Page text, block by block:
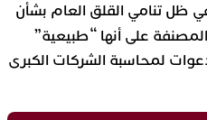
ظل تنامي القلق العام بشأن
على أنها “طبيعية”
لمحاسبة الشركات الكبرى